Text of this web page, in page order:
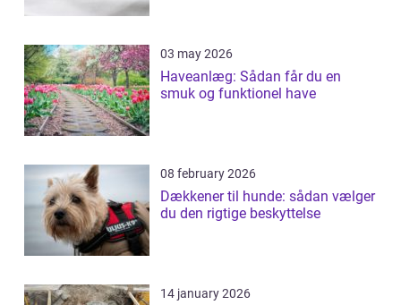
03 may 2026
Haveanlæg: Sådan får du en
smuk og funktionel have
08 february 2026
Dækkener til hunde: sådan vælger
du den rigtige beskyttelse
14 january 2026